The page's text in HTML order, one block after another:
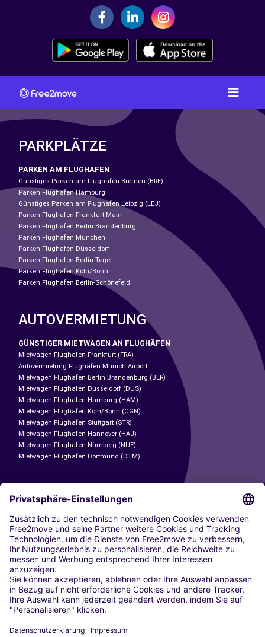
PARKPLÄTZE
PARKEN AM FLUGHAFEN
Günstiges Parken am Flughafen Bremen (BRE)
Parken Flughafen Hamburg
Günstiges Parken am Flughafen Leipzig (LEJ)
Parken Flughafen Frankfurt Main
Parken Flughafen Berlin Brandenburg
Parken Flughafen München
Parken Flughafen Düsseldorf
Parken Flughafen Berlin-Tegel
Parken Flughafen Köln/Bonn
Parken Flughafen Berlin-Schönefeld
AUTOVERMIETUNG
GÜNSTIGER MIETWAGEN AN FLUGHÄFEN
Mietwagen Flughafen Frankfurt (FRA)
Autovermietung Flughafen Munich Airport
Mietwagen Flughafen Berlin Brandenburg (BER)
Mietwagen Flughafen Düsseldorf (DUS)
Mietwagen Flughafen Hamburg (HAM)
Mietwagen Flughafen Köln/Bonn (CGN)
Mietwagen Flughafen Stuttgart (STR)
Mietwagen Flughafen Hannover (HAJ)
Mietwagen Flughafen Nürnberg (NUE)
Mietwagen Flughafen Dortmund (DTM)
CARSHARING
UNSERE STÄDTE
Paris
Madrid
Washington DC
Mailand
Rom
Turin
Wien
Berlin
Düsseldorf